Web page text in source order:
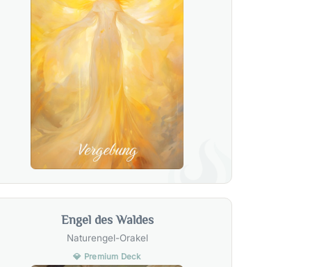
Engel des Waldes
Naturengel-Orakel
💎 Premium Deck